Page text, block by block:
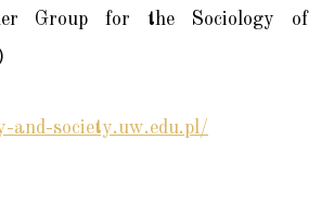
Group for the Sociology of
and-society.uw.edu.pl/